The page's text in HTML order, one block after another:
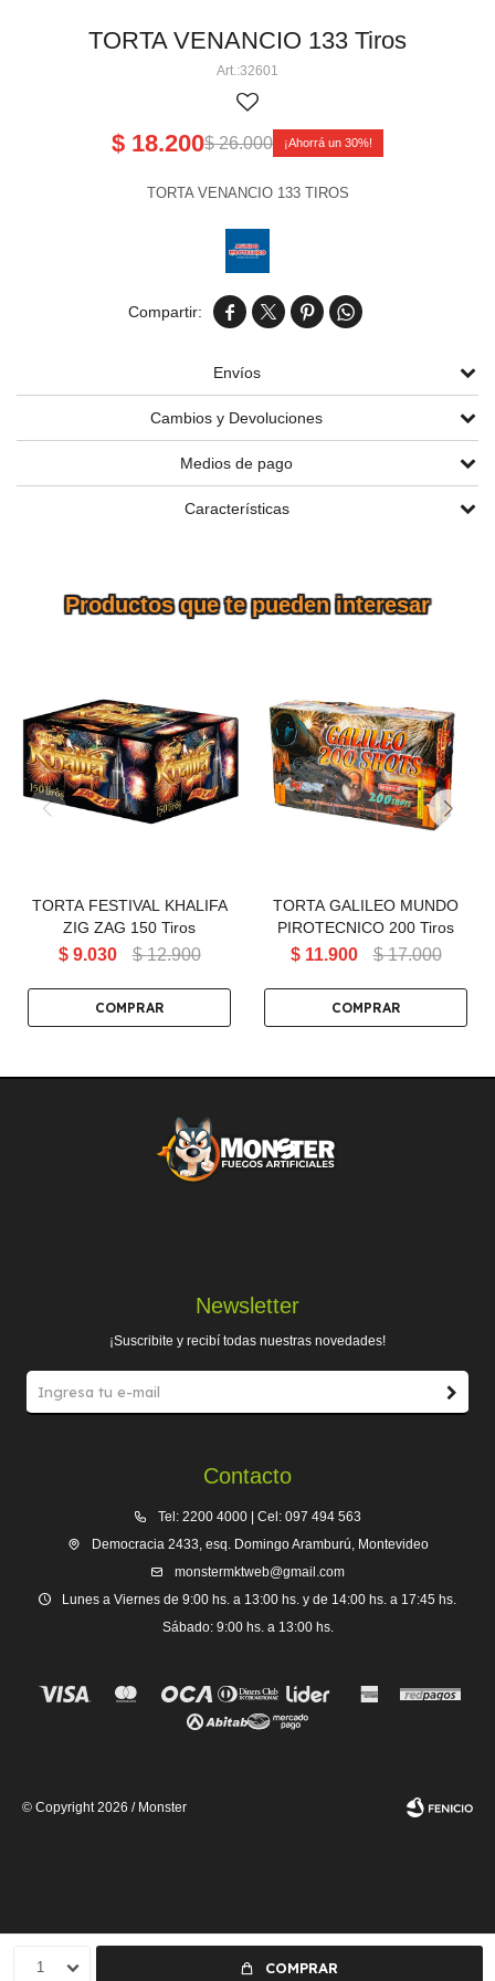
TORTA VENANCIO 133 Tiros
32601
$ 18.200$ 26.000 30
TORTA VENANCIO 133 TIROS
1 COMPRAR
   
Envíos
Cambios y Devoluciones
Medios de pago
Características
Productos que te pueden interesar
TORTA FESTIVAL KHALIFA
ZIG ZAG 150 Tiros
TORTA FESTIVAL KHALIFA
ZIG ZAG 150 Tiros
$ 9.030 $ 12.900
TORTA GALILEO MUNDO
PIROTECNICO 200 Tiros
TORTA GALILEO MUNDO
PIROTECNICO 200 Tiros
$ 11.900 $ 17.000
Contacto
Tel: 2200 4000 | Cel: 097 494 563
Democracia 2433, esq. Domingo Aramburú, Montevideo
monstermktweb@gmail.com
Lunes a Viernes de 9:00 hs. a 13:00 hs. y de 14:00 hs. a 17:45 hs.
Sábado: 9:00 hs. a 13:00 hs.
Newsletter
¡Suscribite y recibí todas nuestras novedades!
© Copyright 2026 / Monster
Perlas aéreas
Volcanes chicos 3' 4' 5
Volcanes medianos 6' 8' 9' 11'
Cañas pequeñas
Tortas chicas